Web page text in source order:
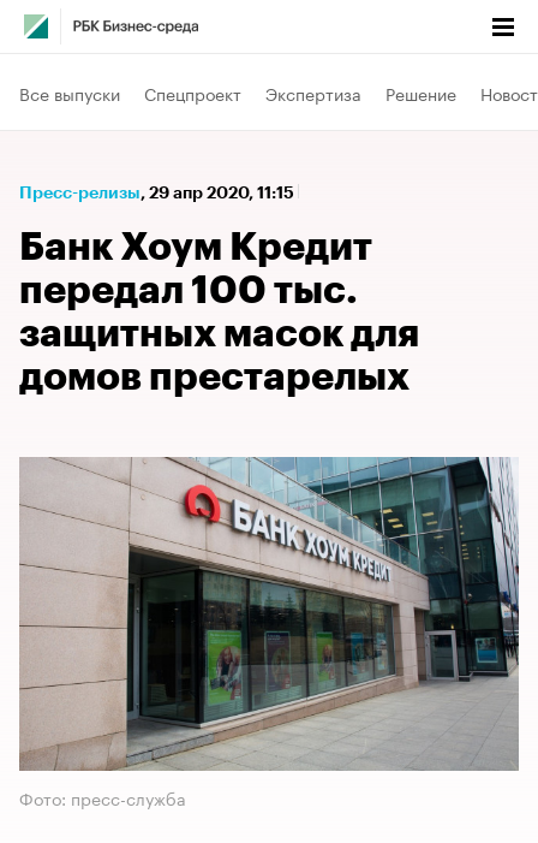
Все выпуски Спецпроект Экспертиза Решение
Пресс-релизы⁠, 29 апр 2020, 11:15
Банк Хоум Кредит
передал 100 тыс.
защитных масок для
домов престарелых
Фото: пресс-служба